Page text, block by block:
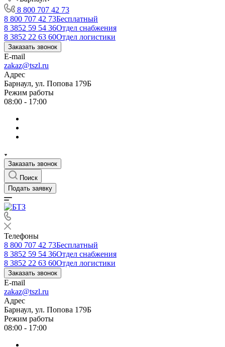
8 800 707 42 73
8 800 707 42 73Бесплатный
8 3852 59 54 36Отдел снабжения
8 3852 22 63 60Отдел логистики
Заказать звонок
E-mail
zakaz@tszl.ru
Адрес
Барнаул, ул. Попова 179Б
Режим работы
08:00 - 17:00
Заказать звонок
Поиск
Подать заявку
Телефоны
8 800 707 42 73Бесплатный
8 3852 59 54 36Отдел снабжения
8 3852 22 63 60Отдел логистики
Заказать звонок
E-mail
zakaz@tszl.ru
Адрес
Барнаул, ул. Попова 179Б
Режим работы
08:00 - 17:00